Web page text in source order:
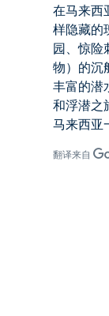
在马来西
样隐藏的
园、惊险
物）的沉
丰富的潜
和浮潜之
马来西亚
翻译来自